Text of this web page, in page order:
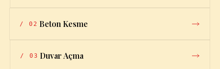
/ 02 Beton Kesme
/ 03 Duvar Açma